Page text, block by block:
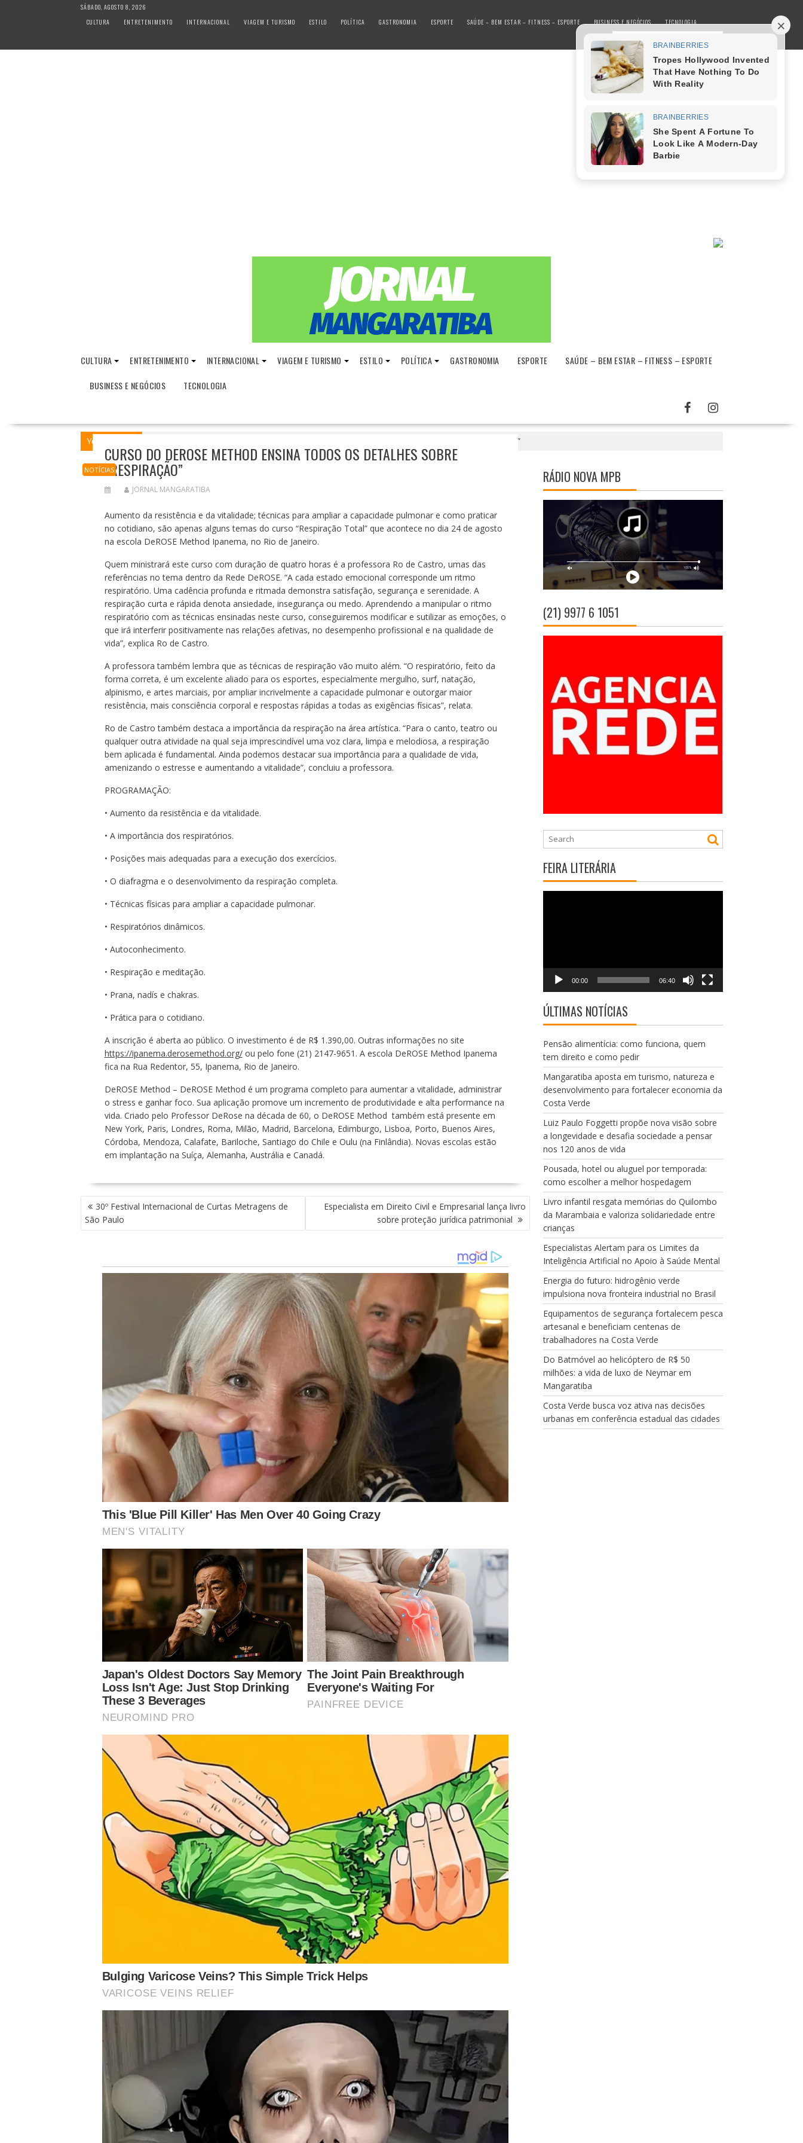
SÁBADO, AGOSTO 8, 2026
CULTURA
ENTRETENIMENTO INTERNACIONAL VIAGEM E TURISMO ESTILO POLÍTICA GASTRONOMIA ESPORTE SAÚDE – BEM ESTAR – FITNESS – ESPORTE BUSINESS E NEGÓCIOS TECNOLOGIA
CULTURA ENTRETENIMENTO INTERNACIONAL VIAGEM E TURISMO ESTILO POLÍTICA GASTRONOMIA ESPORTE
SAÚDE – BEM ESTAR – FITNESS – ESPORTE
BUSINESS E NEGÓCIOS
TECNOLOGIA
You are here Curso do DeROSE Method ensina todos os detalhes sobre “Respiração”
NOTÍCIAS
CURSO DO DEROSE METHOD ENSINA TODOS OS DETALHES SOBRE
“RESPIRAÇÃO”
JORNAL MANGARATIBA
Aumento da resistência e da vitalidade; técnicas para ampliar a capacidade pulmonar e como praticar
no cotidiano, são apenas alguns temas do curso “Respiração Total” que acontece no dia 24 de agosto
na escola DeROSE Method Ipanema, no Rio de Janeiro.
Quem ministrará este curso com duração de quatro horas é a professora Ro de Castro, umas das
referências no tema dentro da Rede DeROSE. “A cada estado emocional corresponde um ritmo
respiratório. Uma cadência profunda e ritmada demonstra satisfação, segurança e serenidade. A
respiração curta e rápida denota ansiedade, insegurança ou medo. Aprendendo a manipular o ritmo
respiratório com as técnicas ensinadas neste curso, conseguiremos modificar e sutilizar as emoções, o
que irá interferir positivamente nas relações afetivas, no desempenho profissional e na qualidade de
vida”, explica Ro de Castro.
A professora também lembra que as técnicas de respiração vão muito além. “O respiratório, feito da
forma correta, é um excelente aliado para os esportes, especialmente mergulho, surf, natação,
alpinismo, e artes marciais, por ampliar incrivelmente a capacidade pulmonar e outorgar maior
resistência, mais consciência corporal e respostas rápidas a todas as exigências físicas”, relata.
Ro de Castro também destaca a importância da respiração na área artística. “Para o canto, teatro ou
qualquer outra atividade na qual seja imprescindível uma voz clara, limpa e melodiosa, a respiração
bem aplicada é fundamental. Ainda podemos destacar sua importância para a qualidade de vida,
amenizando o estresse e aumentando a vitalidade”, concluiu a professora.
PROGRAMAÇÃO:
• Aumento da resistência e da vitalidade.
• A importância dos respiratórios.
• Posições mais adequadas para a execução dos exercícios.
• O diafragma e o desenvolvimento da respiração completa.
• Técnicas físicas para ampliar a capacidade pulmonar.
• Respiratórios dinâmicos.
• Autoconhecimento.
• Respiração e meditação.
• Prana, nadís e chakras.
• Prática para o cotidiano.
A inscrição é aberta ao público. O investimento é de R$ 1.390,00. Outras informações no site
https://ipanema.derosemethod.org/ou pelo fone (21) 2147-9651. A escola DeROSE Method Ipanema
fica na Rua Redentor, 55, Ipanema, Rio de Janeiro.
DeROSE Method – DeROSE Method é um programa completo para aumentar a vitalidade, administrar
o stress e ganhar foco. Sua aplicação promove um incremento de produtividade e alta performance na
vida. Criado pelo Professor DeRose na década de 60, o DeROSE Method também está presente em
New York, Paris, Londres, Roma, Milão, Madrid, Barcelona, Edimburgo, Lisboa, Porto, Buenos Aires,
Córdoba, Mendoza, Calafate, Bariloche, Santiago do Chile e Oulu (na Finlândia). Novas escolas estão
em implantação na Suíça, Alemanha, Austrália e Canadá.
N
A
V
30º Festival Internacional de Curtas Metragens de
São Paulo
Especialista em Direito Civil e Empresarial lança livro
sobre proteção jurídica patrimonial
RÁDIO NOVA MPB
(21) 9977 6 1051
FEIRA LITERÁRIA
00:00 06:40
ÚLTIMAS NOTÍCIAS
Pensão alimentícia: como funciona, quem
tem direito e como pedir
Mangaratiba aposta em turismo, natureza e
desenvolvimento para fortalecer economia da
Costa Verde
Luiz Paulo Foggetti propõe nova visão sobre
a longevidade e desafia sociedade a pensar
nos 120 anos de vida
Pousada, hotel ou aluguel por temporada:
como escolher a melhor hospedagem
Livro infantil resgata memórias do Quilombo
da Marambaia e valoriza solidariedade entre
crianças
Especialistas Alertam para os Limites da
Inteligência Artificial no Apoio à Saúde Mental
Energia do futuro: hidrogênio verde
impulsiona nova fronteira industrial no Brasil
Equipamentos de segurança fortalecem pesca
artesanal e beneficiam centenas de
trabalhadores na Costa Verde
Do Batmóvel ao helicóptero de R$ 50
milhões: a vida de luxo de Neymar em
Mangaratiba
Costa Verde busca voz ativa nas decisões
urbanas em conferência estadual das cidades